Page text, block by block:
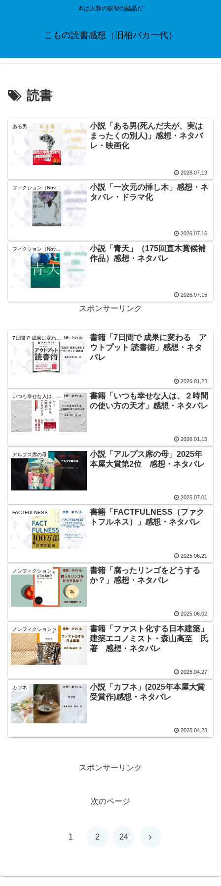
本は人類の叡智の結晶だ
こもの読書感想（旧柏バカ一代）
読書
ある男
小説「ある男(死んだ夫が、実は
まったくの別人)」感想・ネタバ
レ・映画化
2026.07.19
小説「一次元の挿し木」感想・ネ
タバレ・ドラマ化
2026.07.16
小説「青天」（175回直木賞候補
作品）感想・ネタバレ
2026.07.15
スポンサーリンク
7日間で 成果に変わる アウトプット 読書術
書籍「7日間で 成果に変わる ア
ウトプット 読書術」感想・ネタ
バレ
2026.01.23
書籍「いつも幸せな人は、２時間
の使い方の天才」感想・ネタバレ
2026.01.15
アルプス席の母
小説「アルプス席の母」2025年
本屋大賞第2位 感想・ネタバレ
2025.07.01
FACTFULNESS
書籍「FACTFULNESS（ファク
トフルネス）」感想・ネタバレ
2025.06.21
ノンフィクション
書籍「腐ったリンゴをどうする
か？」感想・ネタバレ
2025.06.02
ノンフィクション
書籍「ファスト化する日本建築」
建築エコノミスト・森山高至 氏
著 感想・ネタバレ
2025.04.27
カフネ
小説「カフネ」(2025年本屋大賞
受賞作)感想・ネタバレ
2025.04.23
スポンサーリンク
次のページ
1 2 24 次